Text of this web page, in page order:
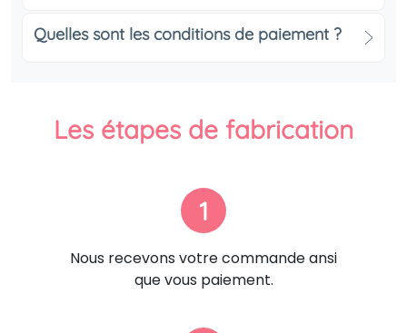
Quelles sont les conditions de paiement ?
Les étapes de fabrication
1
Nous recevons votre commande ansi
que vous paiement.